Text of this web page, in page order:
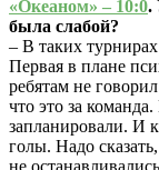
«Океаном» – 10:0.
была слабой?
– В таких
Первая в плане
ребятам не
что это за
запланировали. И
голы. Надо
не